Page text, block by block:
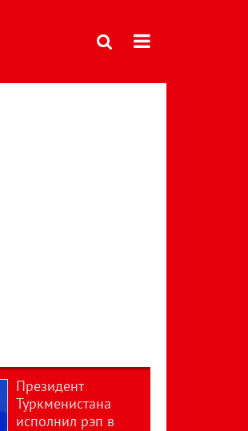
Президент
Туркменистана
исполнил рэп в